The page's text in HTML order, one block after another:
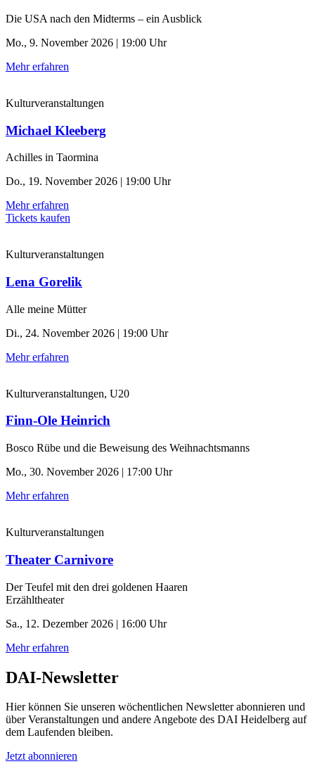
Die USA nach den Midterms – ein Ausblick
Mo., 9. November 2026 | 19:00 Uhr
Mehr erfahren
Kulturveranstaltungen
Michael Kleeberg
Achilles in Taormina
Do., 19. November 2026 | 19:00 Uhr
Mehr erfahren
Tickets kaufen
Kulturveranstaltungen
Lena Gorelik
Alle meine Mütter
Di., 24. November 2026 | 19:00 Uhr
Mehr erfahren
Kulturveranstaltungen, U20
Finn-Ole Heinrich
Bosco Rübe und die Beweisung des Weihnachtsmanns
Mo., 30. November 2026 | 17:00 Uhr
Mehr erfahren
Kulturveranstaltungen
Theater Carnivore
Der Teufel mit den drei goldenen Haaren
Erzähltheater
Sa., 12. Dezember 2026 | 16:00 Uhr
Mehr erfahren
DAI-Newsletter
Hier können Sie unseren wöchentlichen Newsletter abonnieren und
über Veranstaltungen und andere Angebote des DAI Heidelberg auf
dem Laufenden bleiben.
Jetzt abonnieren